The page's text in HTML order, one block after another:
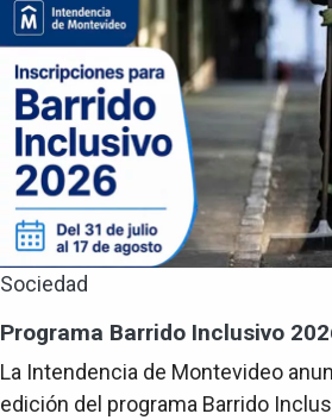
Sociedad
Programa Barrido Inclusivo
La Intendencia de Montevideo
edición del programa Barrido